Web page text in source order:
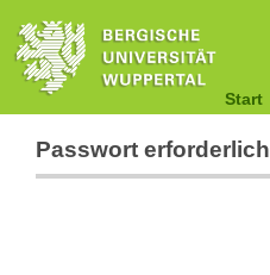
Start
Passwort erforderlich